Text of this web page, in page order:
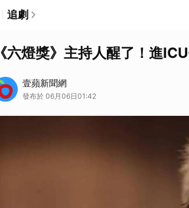
追劇
《六燈獎》主持人醒了！進
壹蘋新聞網
發布於 06月06日01:42